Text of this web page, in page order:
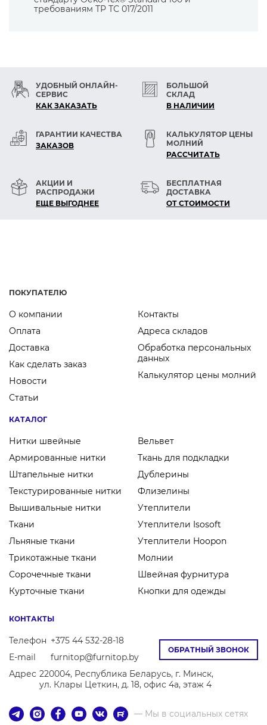
вискозы:
— меньшая осыпаемость нитей
за счёт свойств полиэфирных волокон:
— умеренная усадка и малая сминаемость
— более простой уход
требованиям ТР ТС 017/2011
УДОБНЫЙ ОНЛАЙН-
СЕРВИС
КАК ЗАКАЗАТЬ
БОЛЬШОЙ
СКЛАД
В НАЛИЧИИ
ГАРАНТИИ КАЧЕСТВА
ЗАКАЗОВ
КАЛЬКУЛЯТОР ЦЕНЫ
МОЛНИЙ
РАСCЧИТАТЬ
АКЦИИ И
РАСПРОДАЖИ
ЕЩЕ ВЫГОДНЕЕ
БЕСПЛАТНАЯ
ДОСТАВКА
ОТ СТОИМОСТИ
ПОКУПАТЕЛЮ
О компании
Оплата
Доставка
Как сделать заказ
Новости
Статьи
Контакты
Адреса складов
Обработка персональных
данных
Калькулятор цены молний
КАТАЛОГ
Нитки швейные
Армированные нитки
Штапельные нитки
Текстурированные нитки
Вышивальные нитки
Ткани
Льняные ткани
Трикотажные ткани
Сорочечные ткани
Курточные ткани
Вельвет
Ткань для подкладки
Дублерины
Флизелины
Утеплители
Утеплители Isosoft
Утеплители Hoopon
Молнии
Швейная фурнитура
Кнопки для одежды
ОБРАТНЫЙ ЗВОНОК
КОНТАКТЫ
Телефон +375 44 532-28-18
E-mail
furnitop@furnitop.by
Адрес 220004, Республика Беларусь, г. Минск,
ул. Клары Цеткин, д. 18, офис 4а, этаж 4
— Мы в социальных сетях